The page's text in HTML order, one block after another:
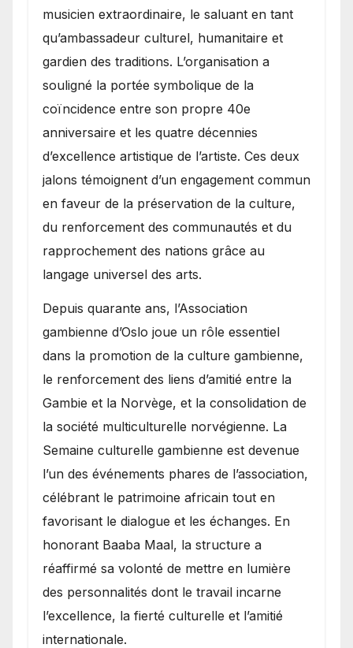
musicien extraordinaire, le saluant en tant
qu’ambassadeur culturel, humanitaire et
gardien des traditions. L’organisation a
souligné la portée symbolique de la
coïncidence entre son propre 40e
anniversaire et les quatre décennies
d’excellence artistique de l’artiste. Ces deux
jalons témoignent d’un engagement commun
en faveur de la préservation de la culture,
du renforcement des communautés et du
rapprochement des nations grâce au
langage universel des arts.
​Depuis quarante ans, l’Association
gambienne d’Oslo joue un rôle essentiel
dans la promotion de la culture gambienne,
le renforcement des liens d’amitié entre la
Gambie et la Norvège, et la consolidation de
la société multiculturelle norvégienne. La
Semaine culturelle gambienne est devenue
l’un des événements phares de l’association,
célébrant le patrimoine africain tout en
favorisant le dialogue et les échanges. En
honorant Baaba Maal, la structure a
réaffirmé sa volonté de mettre en lumière
des personnalités dont le travail incarne
l’excellence, la fierté culturelle et l’amitié
internationale.